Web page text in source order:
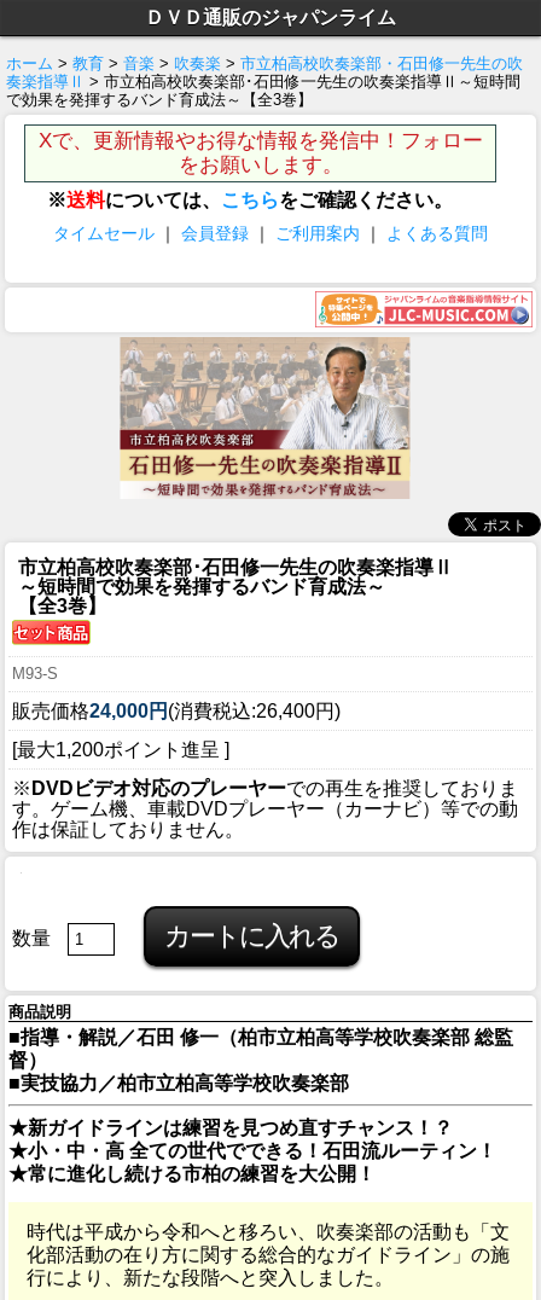
ＤＶＤ通販のジャパンライム
ホーム > 教育 > 音楽 > 吹奏楽 > 市立柏高校吹奏楽部・石田修一先生の吹
奏楽指導Ⅱ > 市立柏高校吹奏楽部･石田修一先生の吹奏楽指導Ⅱ～短時間
で効果を発揮するバンド育成法～【全3巻】
Xで、更新情報やお得な情報を発信中！フォロー
をお願いします。
※送料については、 こちらをご確認ください。
タイムセール ｜ 会員登録 ｜ ご利用案内 ｜ よくある質問
市立柏高校吹奏楽部･石田修一先生の吹奏楽指導Ⅱ
～短時間で効果を発揮するバンド育成法～
【全3巻】
M93-S
販売価格24,000円 (消費税込:26,400円)
[最大1,200ポイント進呈 ]
※ DVDビデオ対応のプレーヤーでの再生を推奨しておりま
す。ゲーム機、車載DVDプレーヤー（カーナビ）等での動
作は保証しておりません。
数量
商品説明
■指導・解説／石田 修一（柏市立柏高等学校吹奏楽部 総監
督）
■実技協力／柏市立柏高等学校吹奏楽部
★新ガイドラインは練習を見つめ直すチャンス！？
★小・中・高 全ての世代でできる！石田流ルーティン！
★常に進化し続ける市柏の練習を大公開！
時代は平成から令和へと移ろい、吹奏楽部の活動も「文
化部活動の在り方に関する総合的なガイドライン」の施
行により、新たな段階へと突入しました。